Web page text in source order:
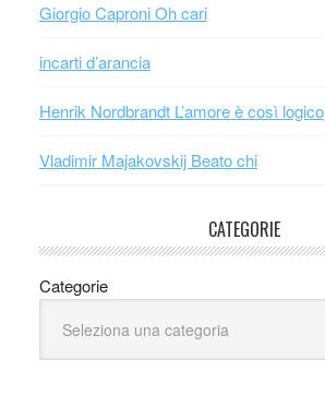
Giorgio Caproni Oh cari
incarti d’arancia
Henrik Nordbrandt L’amore è così logico
Vladimir Majakovskij Beato chi
CATEGORIE
Categorie